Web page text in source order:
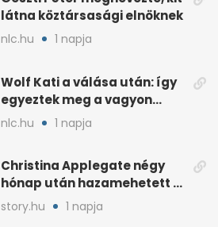
látna köztársasági elnöknek
nlc.hu 1 napja
Wolf Kati a válása után: így
egyeztek meg a vagyon
megosztásáról
nlc.hu 1 napja
Christina Applegate négy
hónap után hazamehetett a
kórházból, de hallgatnak az
okokról
story.hu 1 napja